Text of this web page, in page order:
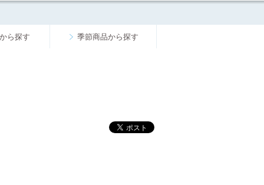
ら探す 季節商品から探す